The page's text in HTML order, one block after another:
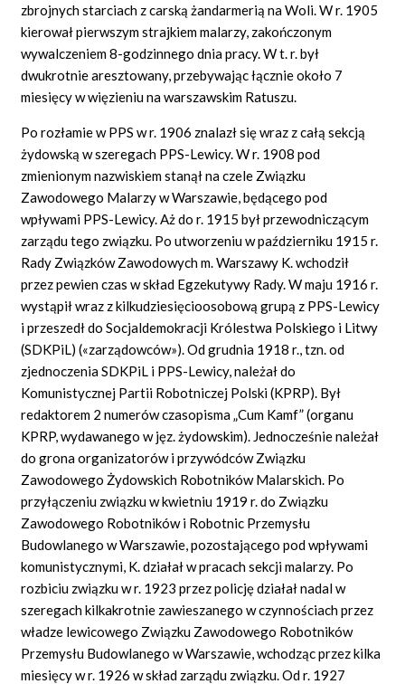
zbrojnych starciach z carską żandarmerią na Woli. W r. 1905
kierował pierwszym strajkiem malarzy, zakończonym
wywalczeniem 8-godzinnego dnia pracy. W t. r. był
dwukrotnie aresztowany, przebywając łącznie około 7
miesięcy w więzieniu na warszawskim Ratuszu.
Po rozłamie w PPS w r. 1906 znalazł się wraz z całą sekcją
żydowską w szeregach PPS-Lewicy. W r. 1908 pod
zmienionym nazwiskiem stanął na czele Związku
Zawodowego Malarzy w Warszawie, będącego pod
wpływami PPS-Lewicy. Aż do r. 1915 był przewodniczącym
zarządu tego związku. Po utworzeniu w październiku 1915 r.
Rady Związków Zawodowych m. Warszawy K. wchodził
przez pewien czas w skład Egzekutywy Rady. W maju 1916 r.
wystąpił wraz z kilkudziesięcioosobową grupą z PPS-Lewicy
i przeszedł do Socjaldemokracji Królestwa Polskiego i Litwy
(SDKPiL) («zarządowców»). Od grudnia 1918 r., tzn. od
zjednoczenia SDKPiL i PPS-Lewicy, należał do
Komunistycznej Partii Robotniczej Polski (KPRP). Był
redaktorem 2 numerów czasopisma „Cum Kamf” (organu
KPRP, wydawanego w jęz. żydowskim). Jednocześnie należał
do grona organizatorów i przywódców Związku
Zawodowego Żydowskich Robotników Malarskich. Po
przyłączeniu związku w kwietniu 1919 r. do Związku
Zawodowego Robotników i Robotnic Przemysłu
Budowlanego w Warszawie, pozostającego pod wpływami
komunistycznymi, K. działał w pracach sekcji malarzy. Po
rozbiciu związku w r. 1923 przez policję działał nadal w
szeregach kilkakrotnie zawieszanego w czynnościach przez
władze lewicowego Związku Zawodowego Robotników
Przemysłu Budowlanego w Warszawie, wchodząc przez kilka
miesięcy w r. 1926 w skład zarządu związku. Od r. 1927